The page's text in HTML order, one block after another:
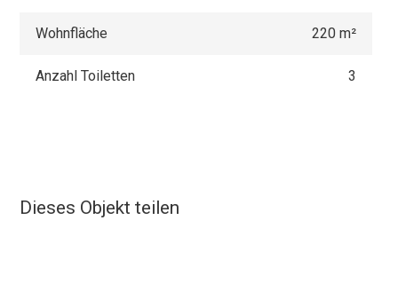
Wohnfläche 220 m²
Anzahl Toiletten 3
Dieses Objekt teilen